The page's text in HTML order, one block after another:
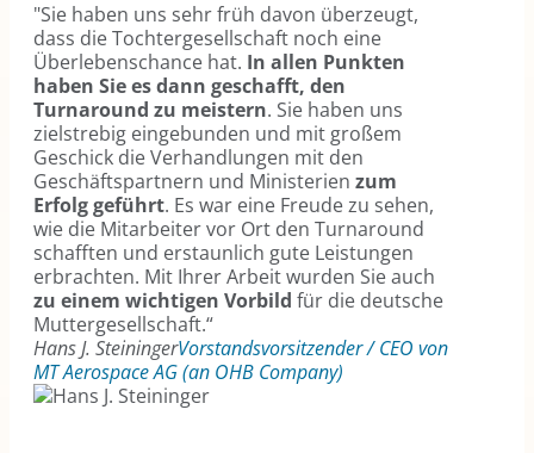
"Sie haben uns sehr früh davon überzeugt,
dass die Tochtergesellschaft noch eine
Überlebenschance hat. In allen Punkten
haben Sie es dann geschafft, den
Turnaround zu meistern. Sie haben uns
zielstrebig eingebunden und mit großem
Geschick die Verhandlungen mit den
Geschäftspartnern und Ministerien zum
Erfolg geführt. Es war eine Freude zu sehen,
wie die Mitarbeiter vor Ort den Turnaround
schafften und erstaunlich gute Leistungen
erbrachten. Mit Ihrer Arbeit wurden Sie auch
zu einem wichtigen Vorbild für die deutsche
Muttergesellschaft.“
Hans J. SteiningerVorstandsvorsitzender / CEO von
MT Aerospace AG (an OHB Company)